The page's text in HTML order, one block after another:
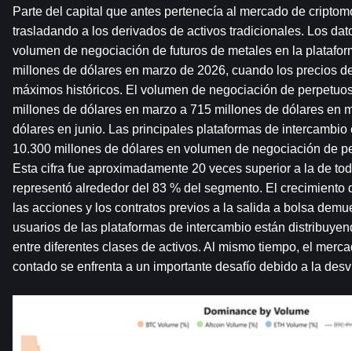
Parte del capital que antes pertenecía al mercado de
trasladando a los derivados de activos tradicionales. Los
volumen de negociación de futuros de metales en la
millones de dólares en marzo de 2026, cuando los precios
máximos históricos. El volumen de negociación de
millones de dólares en marzo a 715 millones de dólares en
dólares en junio. Las principales plataformas de
10.300 millones de dólares en volumen de negociación de
Esta cifra fue aproximadamente 20 veces superior a la de
representó alrededor del 83 % del segmento. El crecimiento
las acciones y los contratos previos a la salida a bolsa
usuarios de las plataformas de intercambio están
entre diferentes clases de activos. Al mismo tiempo, el
contado se enfrenta a un importante desafío debido a la